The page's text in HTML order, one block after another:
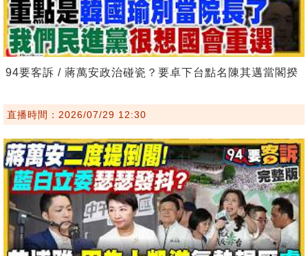
94要客訴 / 蔣萬安政治碰瓷？要卓下台點名陳其邁當閣揆
直播時間：2026/07/29 12:30